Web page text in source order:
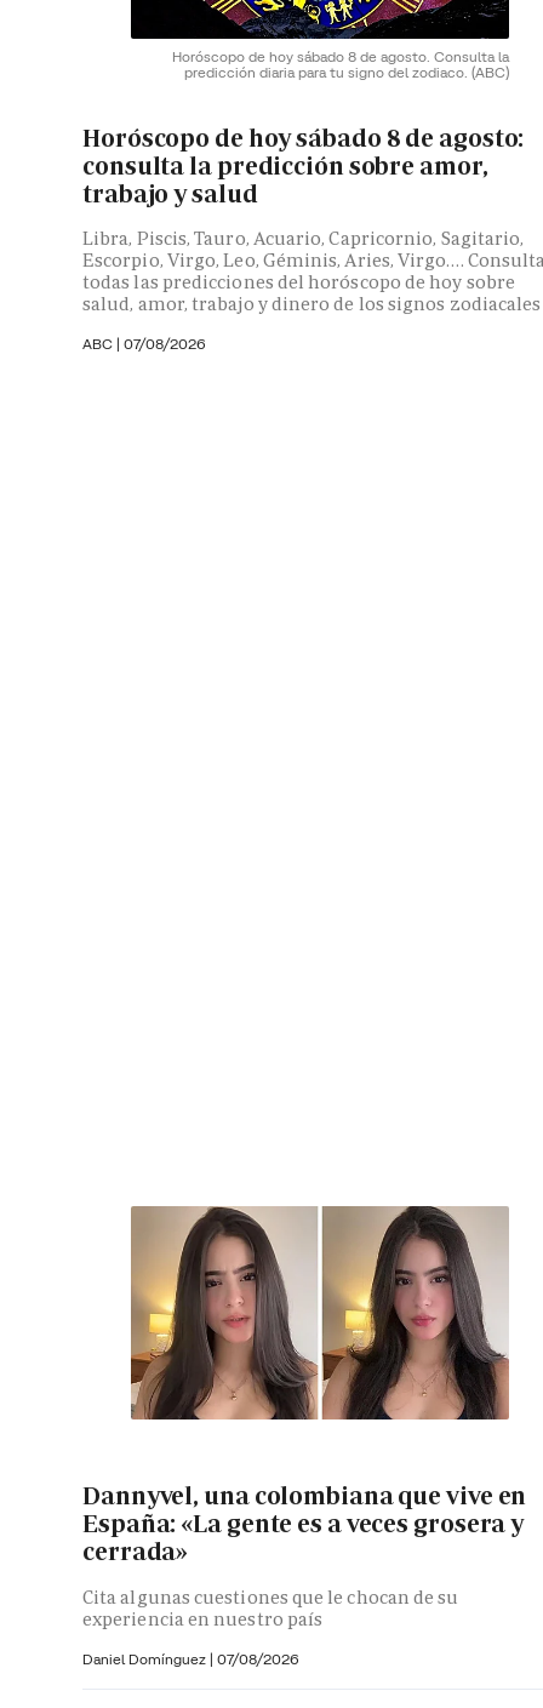
Horóscopo de hoy sábado 8 de agosto. Consulta la
predicción diaria para tu signo del zodiaco. (ABC)
Horóscopo de hoy sábado 8 de agosto:
consulta la predicción sobre amor,
trabajo y salud
Libra, Piscis, Tauro, Acuario, Capricornio, Sagitario,
Escorpio, Virgo, Leo, Géminis, Aries, Virgo….
todas las predicciones del horóscopo de hoy sobre
salud, amor, trabajo y dinero de los signos zodiacales
ABC | 07/08/2026
Dannyvel, una colombiana que vive en
España: «La gente es a veces grosera y
cerrada»
Cita algunas cuestiones que le chocan de su
experiencia en nuestro país
Daniel Domínguez | 07/08/2026